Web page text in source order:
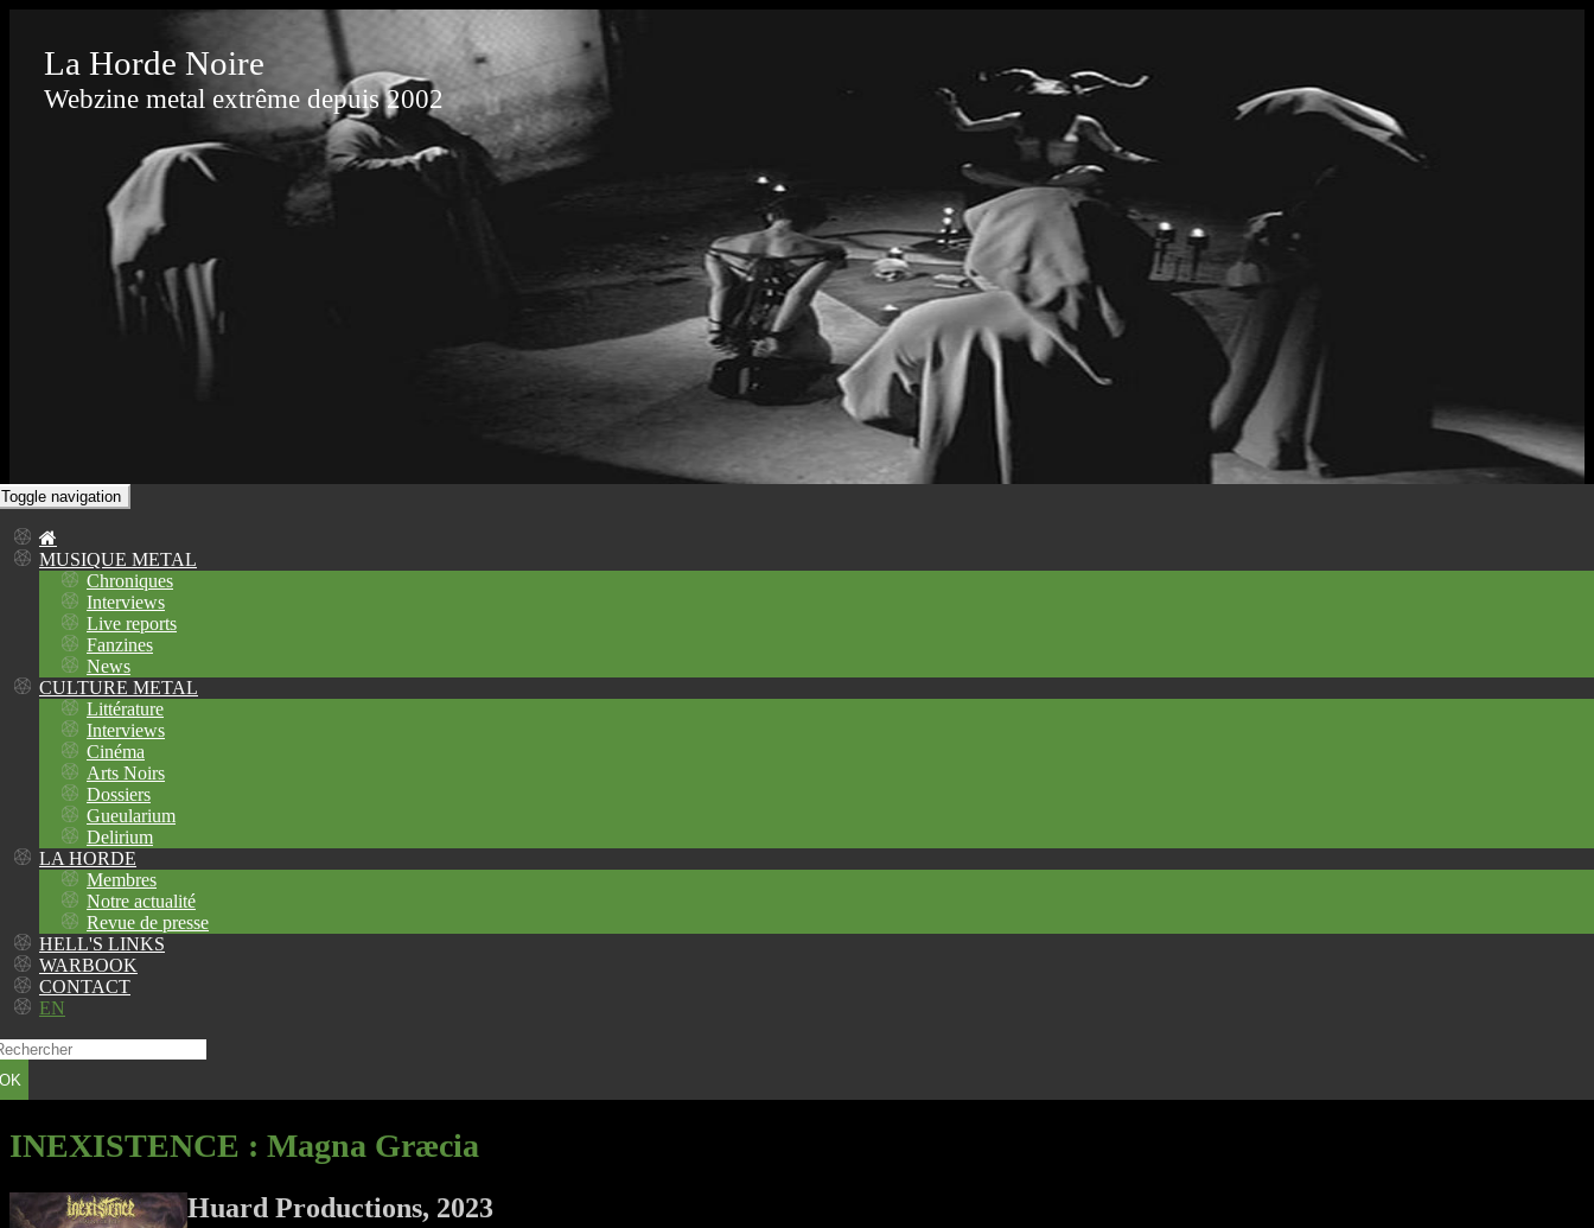
La Horde Noire
Webzine metal extrême depuis 2002
Toggle navigation
MUSIQUE METAL
Chroniques
Interviews
Live reports
Fanzines
News
CULTURE METAL
Littérature
Interviews
Cinéma
Arts Noirs
Dossiers
Gueularium
Delirium
LA HORDE
Membres
Notre actualité
Revue de presse
HELL'S LINKS
WARBOOK
CONTACT
EN
OK
INEXISTENCE : Magna Gr​æ​cia
Huard Productions, 2023